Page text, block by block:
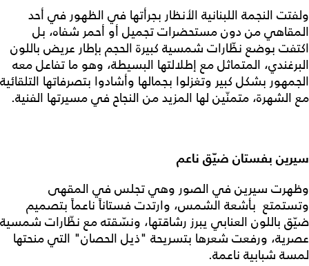
ولفتت النجمة اللبنانية الأنظار بجرأتها في الظهور في أحد
المقاهي من دون مستحضرات تجميل أو أحمر شفاه، بل
اكتفت بوضع نظّارات شمسية كبيرة الحجم بإطار عريض باللون
البرغندي، المتماثل مع إطلالتها البسيطة، وهو ما تفاعل معه
الجمهور بشكل كبير وتغزلوا بجمالها وأشادوا بتصرفاتها التلقائية
مع الشهرة، متمنّين لها المزيد من النجاح في مسيرتها الفنية.
سيرين بفستان ضيّق ناعم
وظهرت سيرين في الصور وهي تجلس في المقهى
وتستمتع بأشعة الشمس، وارتدت فستاناً ناعماً بتصميم
ضيّق باللون العنابي يبرز رشاقتها، ونسّقته مع نظّارات شمسية
عصرية، ورفعت شعرها بتسريحة "ذيل الحصان" التي منحتها
لمسة شبابية ناعمة.